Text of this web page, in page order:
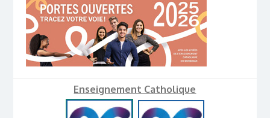
Enseignement Catholique